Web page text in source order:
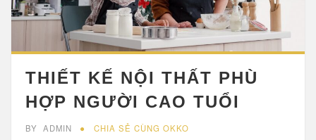
THIẾT KẾ NỘI THẤT PHÙ
HỢP NGƯỜI CAO TUỔI
BY ADMIN CHIA SẺ CÙNG OKKO